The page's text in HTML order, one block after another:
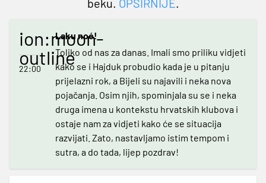
beku. OPŠIRNIJE.
ion:moon-
outline
22:00
Laku noć!
Toliko od nas za danas. Imali smo priliku vidjeti
kako se i Hajduk probudio kada je u pitanju
prijelazni rok, a Bijeli su najavili i neka nova
pojačanja. Osim njih, spominjala su se i neka
druga imena u kontekstu hrvatskih klubova i
ostaje nam za vidjeti kako će se situacija
razvijati. Zato, nastavljamo istim tempom i
sutra, a do tada, lijep pozdrav!